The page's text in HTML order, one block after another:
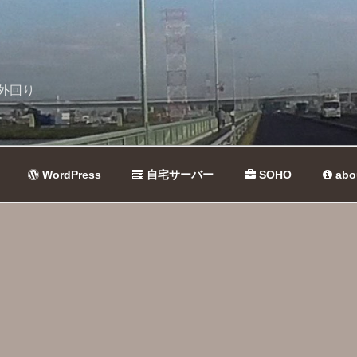
回り
WordPress 自宅サーバー SOHO